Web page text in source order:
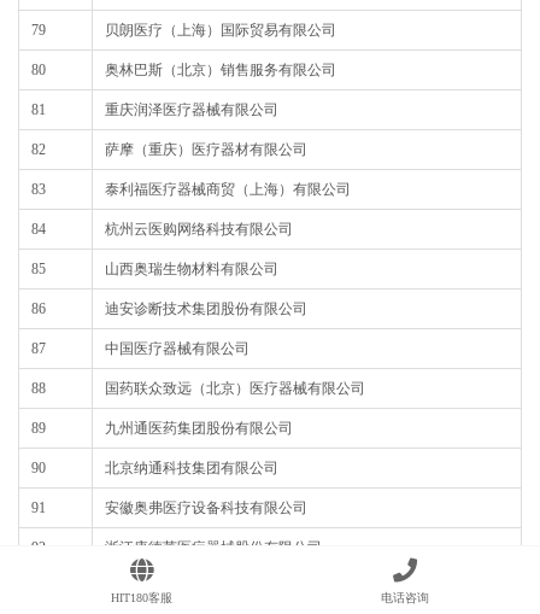
79 贝朗医疗（上海）国际贸易有限公司
80 奥林巴斯（北京）销售服务有限公司
81 重庆润泽医疗器械有限公司
82 萨摩（重庆）医疗器材有限公司
83 泰利福医疗器械商贸（上海）有限公司
84 杭州云医购网络科技有限公司
85 山西奥瑞生物材料有限公司
86 迪安诊断技术集团股份有限公司
87 中国医疗器械有限公司
88 国药联众致远（北京）医疗器械有限公司
89 九州通医药集团股份有限公司
90 北京纳通科技集团有限公司
91 安徽奥弗医疗设备科技有限公司
92 浙江康德莱医疗器械股份有限公司
上海凯利泰医疗科技股份有限公司
HIT180客服 电话咨询